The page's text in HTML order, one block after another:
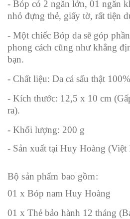
- Bóp có 2 ngăn lớn, 01 ngăn
nhỏ đựng thẻ, giấy tờ, rất tiện
- Một chiếc Bóp da sẽ góp
phong cách cũng như khẳng
bạn.
- Chất liệu: Da cá sấu thật 100%
- Kích thước: 12,5 x 10 cm
ra).
- Khối lượng: 200 g
- Sản xuất tại Huy Hoàng (Việt
Bộ sản phẩm bao gồm:
01 x Bóp nam Huy Hoàng
01 x Thẻ bảo hành 12 tháng